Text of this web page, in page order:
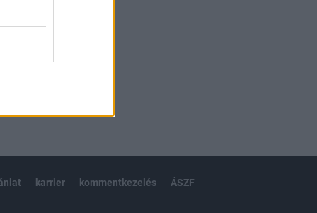
karrier kommentkezelés ÁSZF